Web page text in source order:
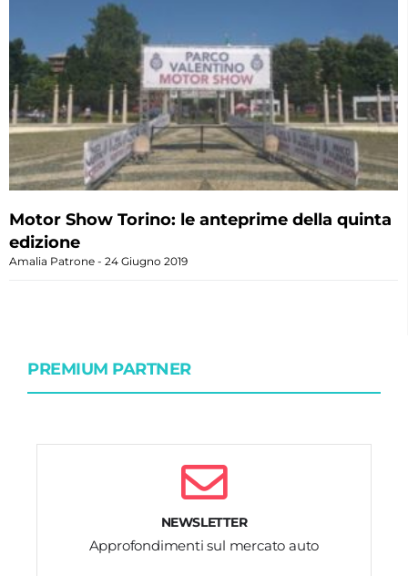
Motor Show Torino: le anteprime della quinta
edizione
Amalia Patrone 24 Giugno 2019
PREMIUM PARTNER
NEWSLETTER
Approfondimenti sul mercato auto